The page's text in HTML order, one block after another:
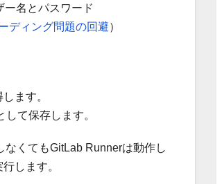
ー名とパスワード
ディング問題の回避）
ます。
て保存します。
くてもGitLab Runnerは動作し
します。